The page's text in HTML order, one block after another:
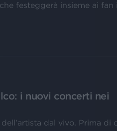
festeggerà insieme ai fan
i nuovi concerti nei
dal vivo. Prima di